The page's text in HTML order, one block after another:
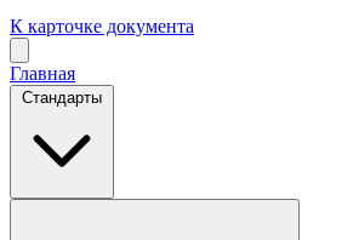
К карточке документа
Главная
Стандарты